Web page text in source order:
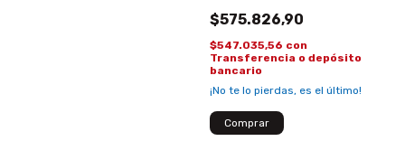
$575.826,90
$547.035,56 con
Transferencia o depósito
bancario
¡No te lo pierdas, es el último!